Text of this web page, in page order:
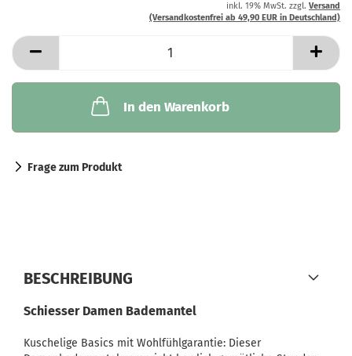
inkl. 19% MwSt. zzgl. Versand
(Versandkostenfrei ab 49,90 EUR in Deutschland)
In den Warenkorb
Frage zum Produkt
BESCHREIBUNG
Schiesser Damen Bademantel
Kuschelige Basics mit Wohlfühlgarantie: Dieser